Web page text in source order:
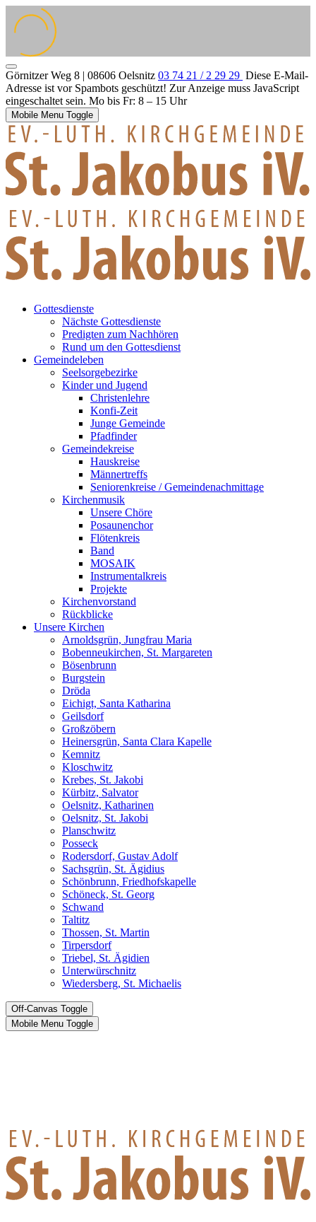
Görnitzer Weg 8 | 08606 Oelsnitz 03 74 21 / 2 29 29 Diese E-Mail-
Adresse ist vor Spambots geschützt! Zur Anzeige muss JavaScript
eingeschaltet sein. Mo bis Fr: 8 – 15 Uhr
Mobile Menu Toggle
Gottesdienste
Nächste Gottesdienste
Predigten zum Nachhören
Rund um den Gottesdienst
Gemeindeleben
Seelsorgebezirke
Kinder und Jugend
Christenlehre
Konfi-Zeit
Junge Gemeinde
Pfadfinder
Gemeindekreise
Hauskreise
Männertreffs
Seniorenkreise / Gemeindenachmittage
Kirchenmusik
Unsere Chöre
Posaunenchor
Flötenkreis
Band
MOSAIK
Instrumentalkreis
Projekte
Kirchenvorstand
Rückblicke
Unsere Kirchen
Arnoldsgrün, Jungfrau Maria
Bobenneukirchen, St. Margareten
Bösenbrunn
Burgstein
Dröda
Eichigt, Santa Katharina
Geilsdorf
Großzöbern
Heinersgrün, Santa Clara Kapelle
Kemnitz
Kloschwitz
Krebes, St. Jakobi
Kürbitz, Salvator
Oelsnitz, Katharinen
Oelsnitz, St. Jakobi
Planschwitz
Posseck
Rodersdorf, Gustav Adolf
Sachsgrün, St. Ägidius
Schönbrunn, Friedhofskapelle
Schöneck, St. Georg
Schwand
Taltitz
Thossen, St. Martin
Tirpersdorf
Triebel, St. Ägidien
Unterwürschnitz
Wiedersberg, St. Michaelis
Off-Canvas Toggle
Mobile Menu Toggle